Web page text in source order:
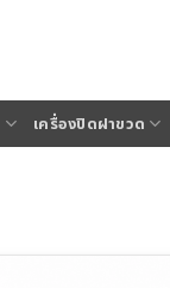
เครื่องปิดฝาขวด